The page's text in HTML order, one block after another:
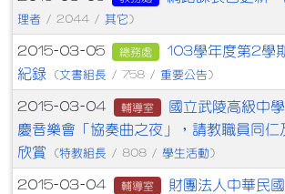
理者 / 2044 / 其它 )
2015-03-05 總務處
103學年度第2學
紀錄
(文書組長 / 758 / 重要公告 )
2015-03-04 輔導室
國立武陵高級中
慶音樂會「協奏曲之夜」，請教職員同仁
欣賞
(特教組長 / 808 / 學生活動 )
2015-03-04 輔導室
財團法人中華民